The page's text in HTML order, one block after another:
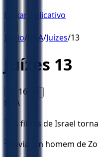
Baixar Aplicativo
Início/ NAA/Juízes/13
Juízes 13
16 A+
NAA
1 Os filhos de Israel
2 Havia um homem de